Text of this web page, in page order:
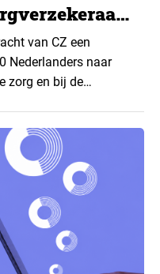
van CZ een
Nederlanders naar
zorg en bij de
een grens? Dit
Miles